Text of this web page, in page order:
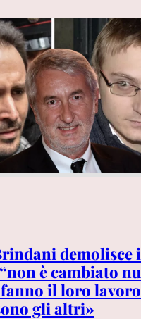
demolisce
è cambiato
il loro
gli altri»